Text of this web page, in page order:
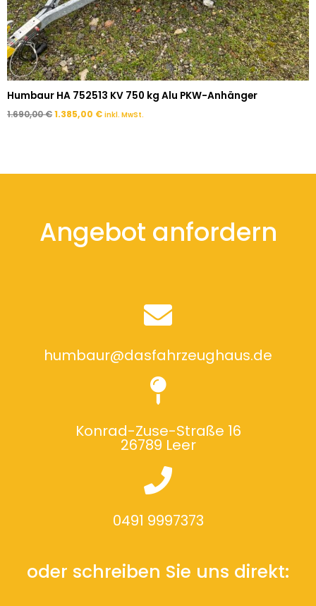
Humbaur HA 752513 KV 750 kg Alu PKW-Anhänger
1.690,00€1.385,00 € inkl. MwSt.
Angebot anfordern
humbaur@dasfahrzeughaus.de
Konrad-Zuse-Straße 16
26789 Leer
0491 9997373
oder schreiben Sie uns direkt: